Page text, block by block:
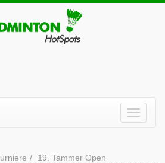
19. Tammer Open